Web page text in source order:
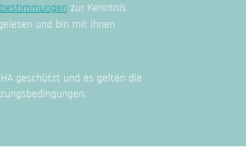
zur Kenntnis
und bin mit ihnen
geschützt und es gelten die
.